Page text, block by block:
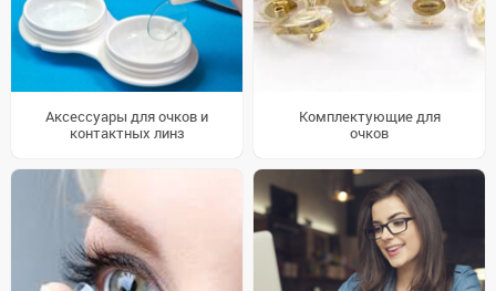
Аксессуары для очков и
контактных линз
Комплектующие для
очков